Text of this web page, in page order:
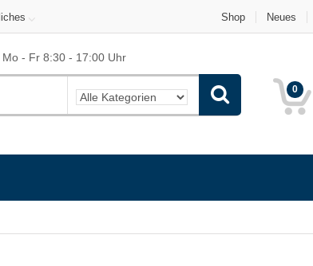
Shop Neues
- Fr 8:30 - 17:00 Uhr
0